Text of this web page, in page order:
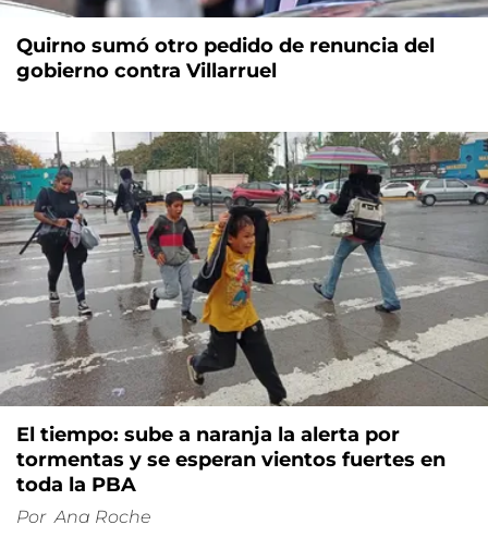
Quirno sumó otro pedido de renuncia del
gobierno contra Villarruel
El tiempo: sube a naranja la alerta por
tormentas y se esperan vientos fuertes en
toda la PBA
Por Ana Roche